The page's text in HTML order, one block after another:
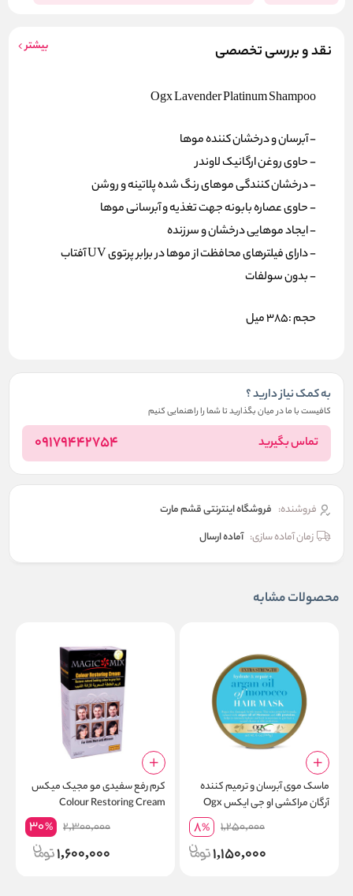
نقد و بررسی تخصصی بیشتر
Ogx Lavender Platinum Shampoo
- آبرسان و درخشان کننده موها
- حاوی روغن ارگانیک لاوندر
- درخشان کنندگی موهای رنگ شده پلاتینه و روشن
- حاوی عصاره بابونه جهت تغذیه و آبرسانی موها
- ایجاد موهایی درخشان و سرزنده
- دارای فیلترهای محافظت از موها در برابر پرتوی UV آفتاب
- بدون سولفات
حجم :385 میل
به کمک نیاز دارید ؟
کافیست با ما در میان بگذارید تا شما را راهنمایی کنیم
تماس بگیرید 09179442754
فروشنده: فروشگاه اینترنتی قشم مارت
زمان آماده سازی: آماده ارسال
محصولات مشابه
ماسک موی آبرسان و ترمیم کننده
آرگان مراکشی او جی ایکس Ogx
1,250,000
8%
1,150,000
کرم رفع سفیدی مو مجیک میکس
Colour Restoring Cream
2,300,000
30%
1,600,000